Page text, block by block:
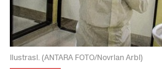
Ilustrasi. (ANTARA FOTO/Novrian Arbi)